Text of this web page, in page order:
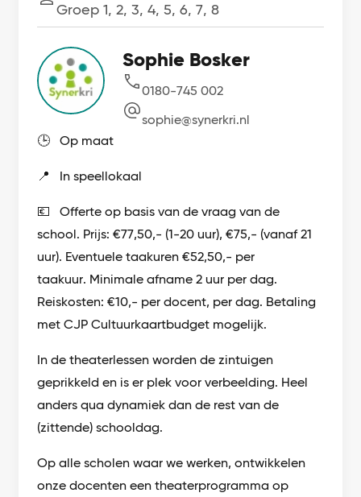
Groep 1, 2, 3, 4, 5, 6, 7, 8
Sophie Bosker
0180-745 002
sophie@synerkri.nl
🕒 Op maat
📍 In speellokaal
💶 Offerte op basis van de vraag van de
school. Prijs: €77,50,- (1-20 uur), €75,- (vanaf 21
uur). Eventuele taakuren €52,50,- per
taakuur. Minimale afname 2 uur per dag.
Reiskosten: €10,- per docent, per dag. Betaling
met CJP Cultuurkaartbudget mogelijk.
In de theaterlessen worden de zintuigen
geprikkeld en is er plek voor verbeelding. Heel
anders qua dynamiek dan de rest van de
(zittende) schooldag.
Op alle scholen waar we werken, ontwikkelen
onze docenten een theaterprogramma op